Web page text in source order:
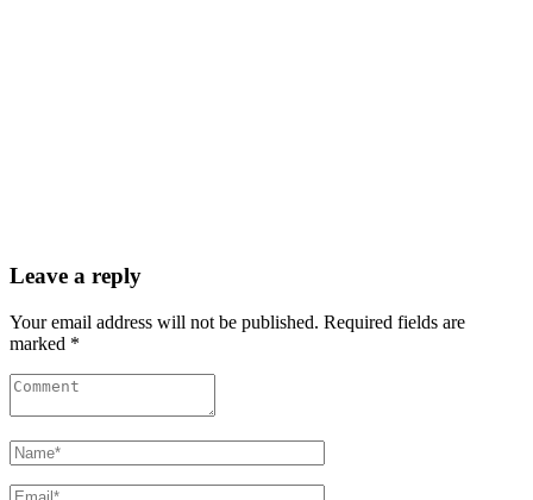
Leave a reply
Your email address will not be published. Required fields are
marked *